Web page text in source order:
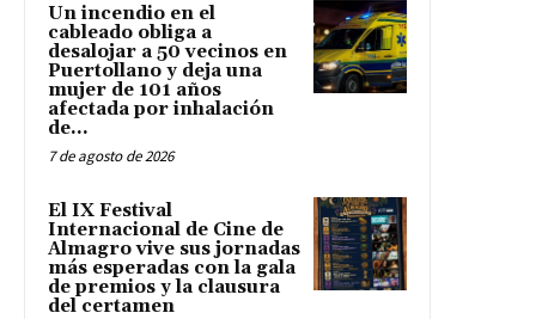
Un incendio en el
cableado obliga a
desalojar a 50 vecinos en
Puertollano y deja una
mujer de 101 años
afectada por inhalación
de...
7 de agosto de 2026
El IX Festival
Internacional de Cine de
Almagro vive sus jornadas
más esperadas con la gala
de premios y la clausura
del certamen